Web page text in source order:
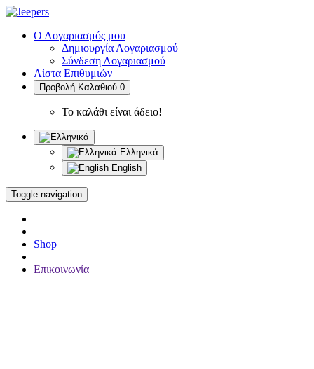
Ο Λογαριασμός μου
Δημιουργία Λογαριασμού
Σύνδεση Λογαριασμού
Λίστα Επιθυμιών
Προβολή Καλαθιού 0
Το καλάθι είναι άδειο!
Ελληνικά
English
Toggle navigation
Shop
Επικοινωνία